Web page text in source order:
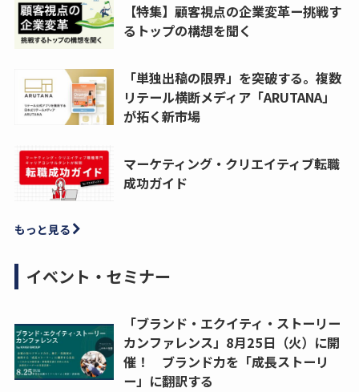
【特集】顧客視点の企業変革ー挑戦す
るトップの構想を聞く
「単独出稿の限界」を突破する。複数
リテール横断メディア「ARUTANA」
が拓く新市場
マーケティング・クリエイティブ転職
成功ガイド
もっと見る
イベント・セミナー
「ブランド・エクイティ・ストーリー
カンファレンス」8月25日（火）に開
催！ ブランド力を「成長ストーリ
ー」に翻訳する